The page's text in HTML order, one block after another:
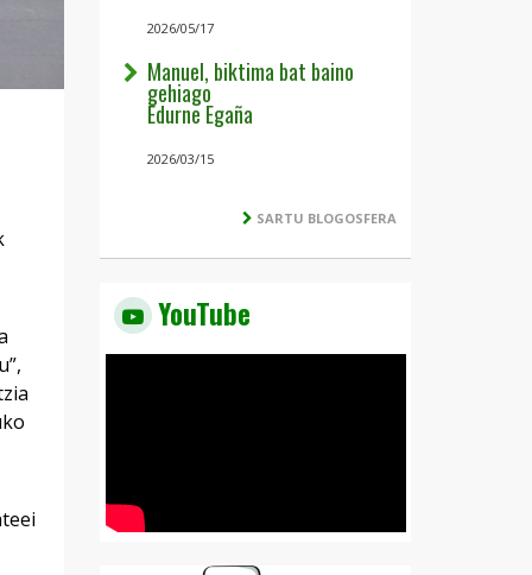
2026/05/17
Manuel, biktima bat baino
gehiago
Edurne Egaña
2026/03/15
SARTU BLOGOSFERA
YouTube